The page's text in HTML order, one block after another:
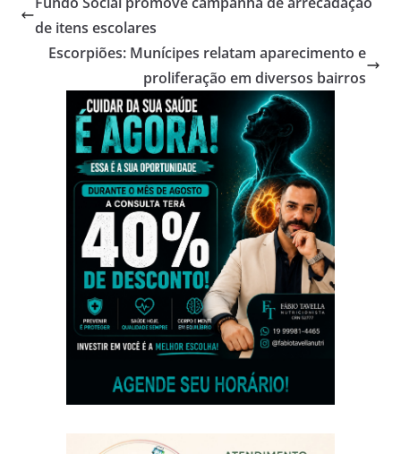
de itens escolares
Escorpiões: Munícipes relatam aparecimento e
proliferação em diversos bairros